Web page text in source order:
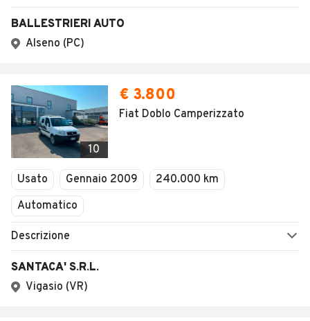
BALLESTRIERI AUTO
Alseno (PC)
10
€ 3.800
Fiat Doblo Camperizzato
Usato Gennaio 2009
240.000 km
Automatico
Descrizione
SANTACA' S.R.L.
Vigasio (VR)